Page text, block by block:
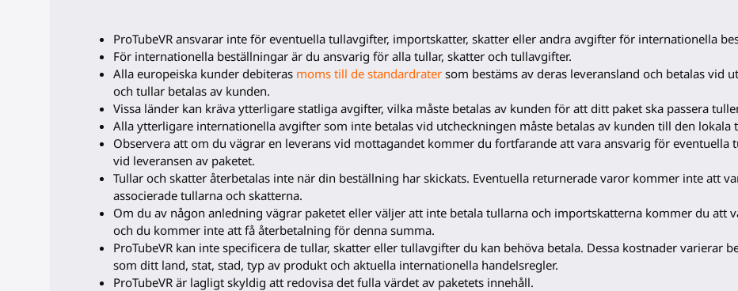
ProTubeVR ansvarar inte för eventuella tullavgifter, importskatter, skatter eller andra avgifter för internationella
För internationella beställningar är du ansvarig för alla tullar, skatter och tullavgifter.
Alla europeiska kunder debiteras moms till de standardrater som bestäms av deras leveransland och betalas vid
och tullar betalas av kunden.
Vissa länder kan kräva ytterligare statliga avgifter, vilka måste betalas av kunden för att ditt paket ska passera
Alla ytterligare internationella avgifter som inte betalas vid utcheckningen måste betalas av kunden till den
Observera att om du vägrar en leverans vid mottagandet kommer du fortfarande att vara ansvarig för eventuella
vid leveransen av paketet.
Tullar och skatter återbetalas inte när din beställning har skickats. Eventuella returnerade varor kommer inte att
associerade tullarna och skatterna.
Om du av någon anledning vägrar paketet eller väljer att inte betala tullarna och importskatterna kommer du att
och du kommer inte att få återbetalning för denna summa.
ProTubeVR kan inte specificera de tullar, skatter eller tullavgifter du kan behöva betala. Dessa kostnader varierar
som ditt land, stat, stad, typ av produkt och aktuella internationella handelsregler.
ProTubeVR är lagligt skyldig att redovisa det fulla värdet av paketets innehåll.